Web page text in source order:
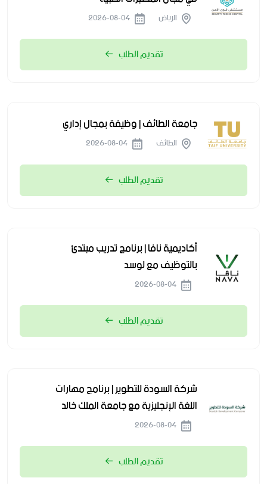
الرياض
تقديم الطلب
جامعة الطائف | وظيفة بمجال إداري
الطائف
تقديم الطلب
أكاديمية نافا | برنامج تدريب مبتدئ
بالتوظيف مع لوسد
تقديم الطلب
شركة السودة للتطوير | برنامج مهارات
اللغة الإنجليزية مع جامعة الملك خالد
تقديم الطلب